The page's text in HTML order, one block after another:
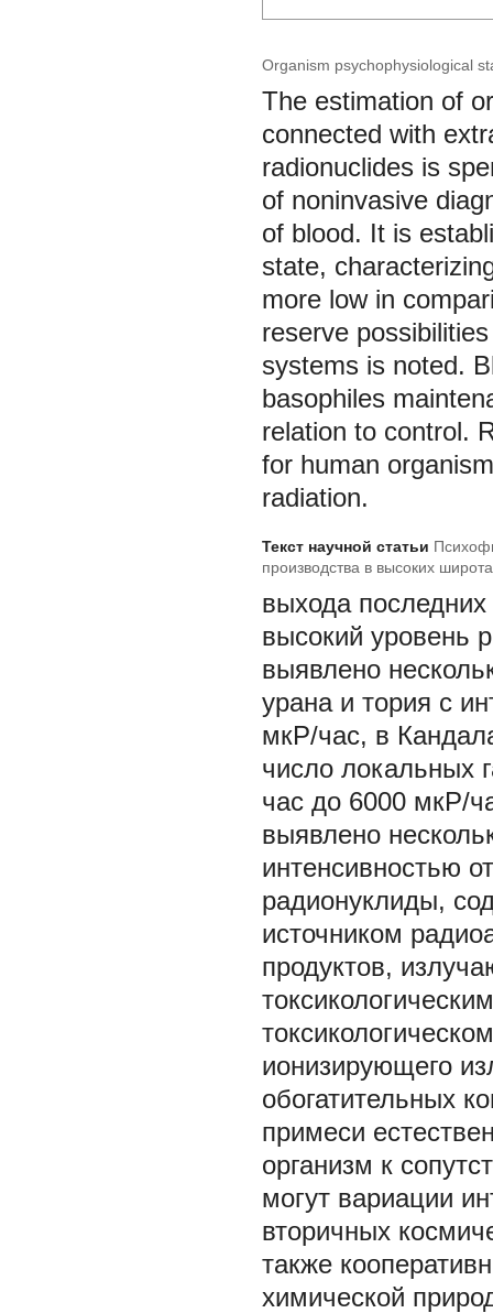
Organism psychophysiological
The estimation of
connected with
radionuclides is
of noninvasive
of blood. It is
state,
more low in
reserve
systems is noted.
basophiles
relation to control.
for human
radiation.
Текст научной статьи
производства в высоких
выхода
высокий уровень
выявлено
урана и тория с
мкР/час, в
число локальных
час до 6000 мкР/
выявлено
интенсивностью
радионуклиды,
источником
продуктов,
ионизирующего
обогатительных
примеси
организм к
могут вариации
вторичных
также
химической